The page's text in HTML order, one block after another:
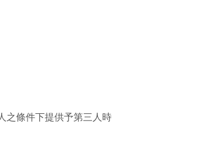
之條件下提供予第三人時